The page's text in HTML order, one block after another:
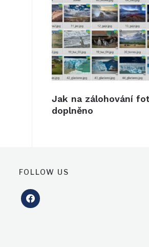
Jak na zálohování
doplněno
FOLLOW US
facebook